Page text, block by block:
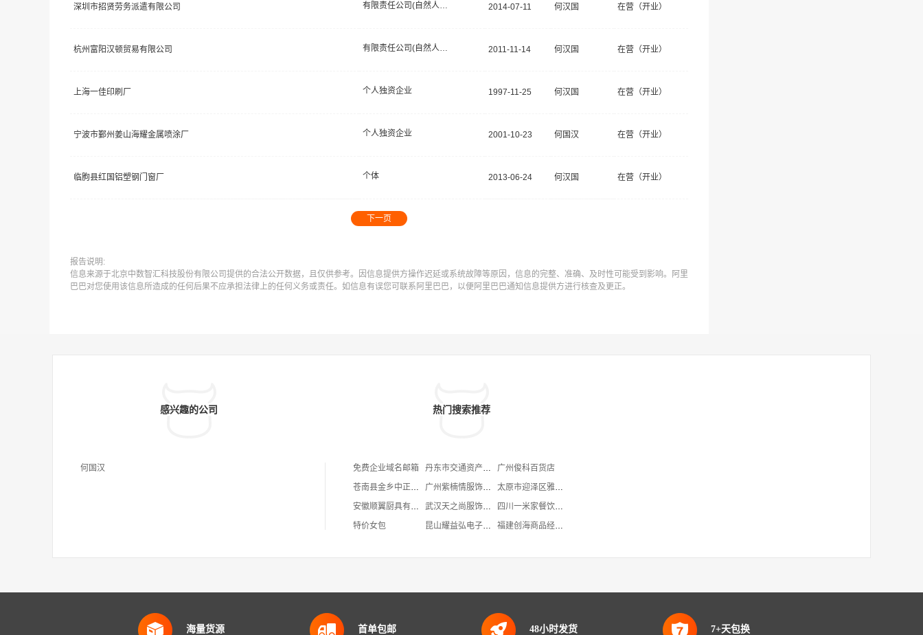
深圳市招贤劳务派遣有限公司 有限责任公司(自然人独资) 2014-07-11 何汉国 在营（开业）
杭州富阳汉顿贸易有限公司 有限责任公司(自然人投资或控股) 2011-11-14 何汉国 在营（开业）
上海一佳印刷厂 个人独资企业 1997-11-25 何汉国 在营（开业）
宁波市鄞州姜山海耀金属喷涂厂 个人独资企业 2001-10-23 何国汉 在营（开业）
临朐县红国铝塑钢门窗厂 个体 2013-06-24 何汉国 在营（开业）
下一页
报告说明:
信息来源于北京中数智汇科技股份有限公司提供的合法公开数据，且仅供参考。因信息提供方操作迟延或系统故障等原因，信息的完整、准确、及时性可能受到影响。阿里
巴巴对您使用该信息所造成的任何后果不应承担法律上的任何义务或责任。如信息有误您可联系阿里巴巴，以便阿里巴巴通知信息提供方进行核查及更正。
感兴趣的公司
何国汉
热门搜索推荐
免费企业域名邮箱 丹东市交通资产管理有限公司
广州俊科百货店
苍南县金乡中正金属制品厂
广州紫楠情服饰有限公司
太原市迎泽区雅迪家居服饰店
安徽顺翼厨具有限公司
武汉天之尚服饰有限公司
四川一米家餐饮管理有限公司
特价女包
昆山耀益弘电子有限公司 福建创海商品经营有限公司莆田分公司
海量货源 首单包邮 48小时发货 7+天包换